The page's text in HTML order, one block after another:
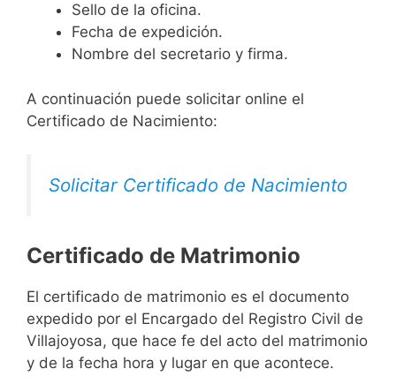
Sello de la oficina.
Fecha de expedición.
Nombre del secretario y firma.
A continuación puede solicitar online el
Certificado de Nacimiento:
Solicitar Certificado de Nacimiento
Certificado de Matrimonio
El certificado de matrimonio es el documento
expedido por el Encargado del Registro Civil de
Villajoyosa, que hace fe del acto del matrimonio
y de la fecha hora y lugar en que acontece.